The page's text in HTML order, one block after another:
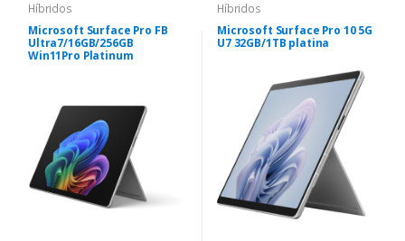
Híbridos
Microsoft Surface Pro FB
Ultra7/16GB/256GB
Win11Pro Platinum
Híbridos
Microsoft Surface Pro 10 5G
U7 32GB/1TB platina